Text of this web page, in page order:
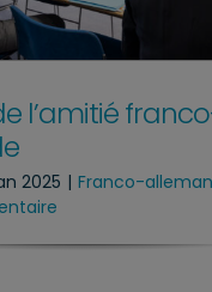
l’amitié
2025 | Franco-